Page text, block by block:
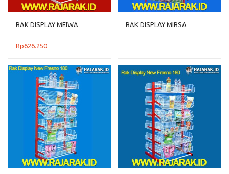
RAK DISPLAY MEIWA
Rp626.250
RAK DISPLAY MIRSA